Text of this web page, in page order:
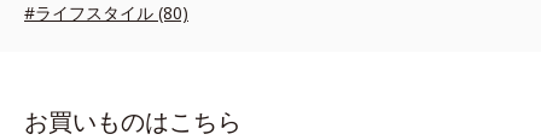
#ライフスタイル (80)
お買いものはこちら